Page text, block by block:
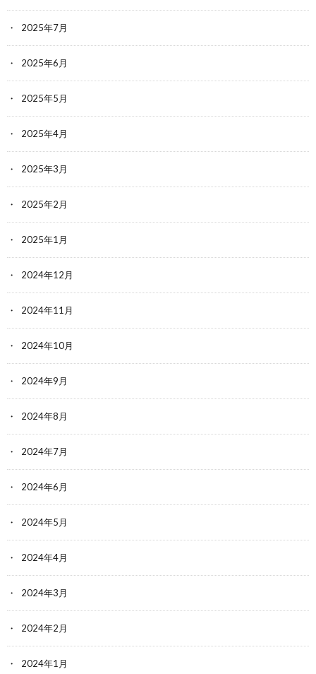
2025年7月
2025年6月
2025年5月
2025年4月
2025年3月
2025年2月
2025年1月
2024年12月
2024年11月
2024年10月
2024年9月
2024年8月
2024年7月
2024年6月
2024年5月
2024年4月
2024年3月
2024年2月
2024年1月